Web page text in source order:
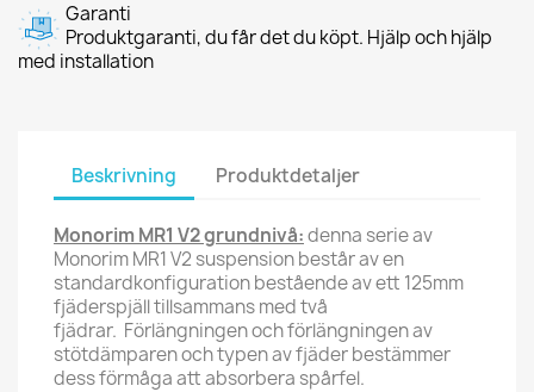
Garanti
Produktgaranti, du får det du köpt. Hjälp och hjälp
med installation
Beskrivning Produktdetaljer
Monorim MR1 V2 grundnivå:denna serie av
Monorim MR1 V2 suspension består av en
standardkonfiguration bestående av ett 125mm
fjäderspjäll tillsammans med två
fjädrar. Förlängningen och förlängningen av
stötdämparen och typen av fjäder bestämmer
dess förmåga att absorbera spårfel.